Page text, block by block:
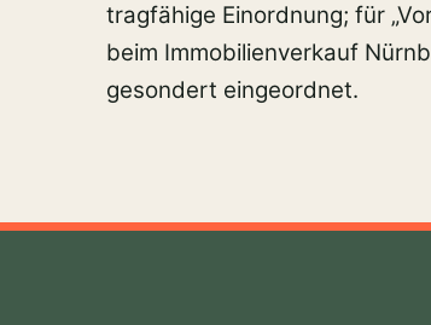
tragfähige Einordnung; für
beim Immobilienverkauf
gesondert eingeordnet.